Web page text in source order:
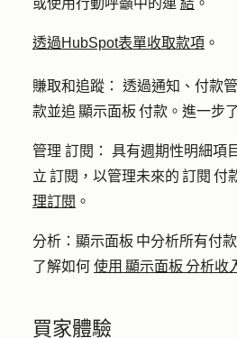
或使用行動呼籲中的連 結 。
透過HubSpot表單收取款項 。
賺取和追蹤：
透過通知、付款
款並追 顯示面板 付款。進一步
管理 訂閱：
具有週期性明細項
立 訂閱，以管理未來的 訂閱 付
理訂閱 。
分析：顯示面板 中分析所有付
了解如何 使用 顯示面板 分析收
買家體驗